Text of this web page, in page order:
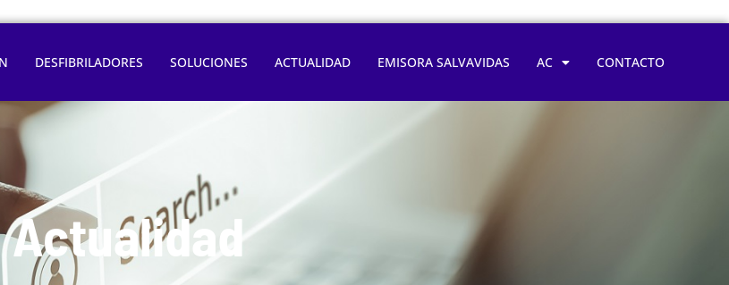
DESFIBRILADORES SOLUCIONES ACTUALIDAD EMISORA SALVAVIDAS AC CONTACTO
Actualidad